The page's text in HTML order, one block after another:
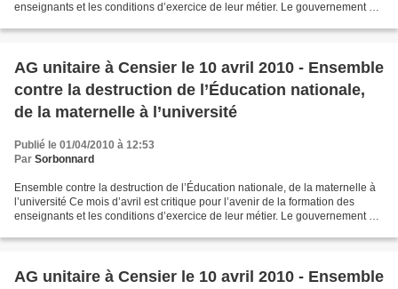
enseignants et les conditions d’exercice de leur métier. Le gouvernement est
AG unitaire à Censier le 10 avril 2010 - Ensemble
contre la destruction de l’Éducation nationale,
de la maternelle à l’université
Publié le 01/04/2010 à 12:53
Par Sorbonnard
Ensemble contre la destruction de l’Éducation nationale, de la maternelle à
l’université Ce mois d’avril est critique pour l’avenir de la formation des
enseignants et les conditions d’exercice de leur métier. Le gouvernement est
AG unitaire à Censier le 10 avril 2010 - Ensemble